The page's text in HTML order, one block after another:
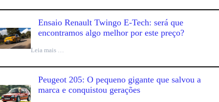
Ensaio Renault Twingo E-Tech: será que
encontramos algo melhor por este preço?
Leia mais …
Peugeot 205: O pequeno gigante que salvou a
marca e conquistou gerações